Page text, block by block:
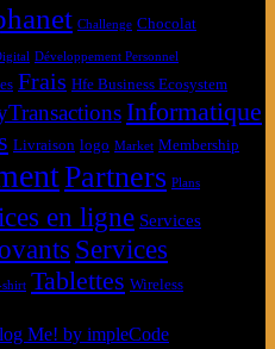
Challenge Chocolat
Développement Personnel
Frais Hfe Business Ecosystem
Informatique
Livraison logo Market Membership
Partners Plans
en ligne Services
Services
shirt Tablettes Wireless
Me! by impleCode